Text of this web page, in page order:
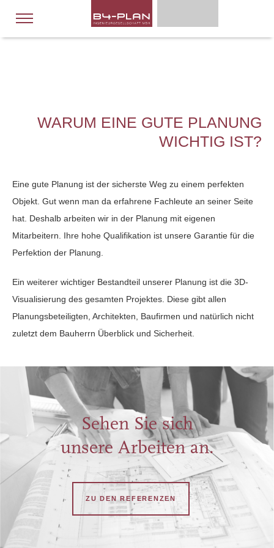
WARUM EINE GUTE PLANUNG
WICHTIG IST?
Eine gute Planung ist der sicherste Weg zu einem perfekten
Objekt. Gut wenn man da erfahrene Fachleute an seiner Seite
hat. Deshalb arbeiten wir in der Planung mit eigenen
Mitarbeitern. Ihre hohe Qualifikation ist unsere Garantie für die
Perfektion der Planung.
Ein weiterer wichtiger Bestandteil unserer Planung ist die 3D-
Visualisierung des gesamten Projektes. Diese gibt allen
Planungsbeteiligten, Architekten, Baufirmen und natürlich nicht
zuletzt dem Bauherrn Überblick und Sicherheit.
Sehen Sie sich
unsere Arbeiten an.
ZU DEN REFERENZEN